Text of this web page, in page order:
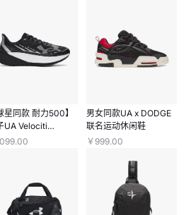
星同款 耐力500】
UA Velociti
长距离跑鞋
男女同款UA x DODGE
联名运动休闲鞋
￥999.00